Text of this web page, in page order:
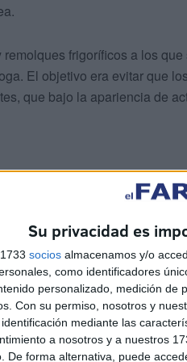
Su privacidad es
socios almacenamos y/o
como identificadores
personalizado, medición de
Con su permiso, nosotros y
mediante las
a nosotros y a nuestros
De forma alternativa, puede
frigoríficos a los
El objetivo era evitar que
que bajo la apariencia de
organización criminal redujo
la compra de nuevas
en el contrabando de